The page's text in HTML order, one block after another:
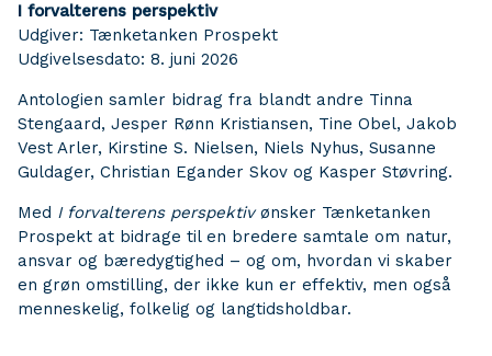
I forvalterens perspektiv
Udgiver: Tænketanken Prospekt
Udgivelsesdato: 8. juni 2026
Antologien samler bidrag fra blandt andre Tinna
Stengaard, Jesper Rønn Kristiansen, Tine Obel, Jakob
Vest Arler, Kirstine S. Nielsen, Niels Nyhus, Susanne
Guldager, Christian Egander Skov og Kasper Støvring.
Med I forvalterens perspektivønsker Tænketanken
Prospekt at bidrage til en bredere samtale om natur,
ansvar og bæredygtighed – og om, hvordan vi skaber
en grøn omstilling, der ikke kun er effektiv, men også
menneskelig, folkelig og langtidsholdbar.